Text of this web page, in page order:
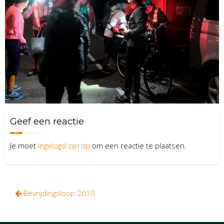
Geef een reactie
Je moet ingelogd zijn op om een reactie te plaatsen.
Bericht
Bevrijdingsloop 2019